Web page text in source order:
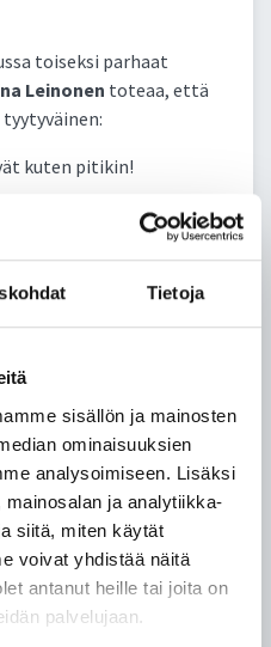
Tietoja
sisällön ja mainosten
ominaisuuksien
analysoimiseen. Lisäksi
ja analytiikka-
siitä, miten käytät
voivat yhdistää näitä
antanut heille tai joita on
palvelujaan.
toiseksi parhaat
Leinonen toteaa, että
kuten pitikin!
kannustava, opettajat
Ne ovat pienen
opitaan tuntemaan
pystytään
ja pitämään kaikki
tutustumisen
Leinonen pitää
painottaa
toimii lukiomme